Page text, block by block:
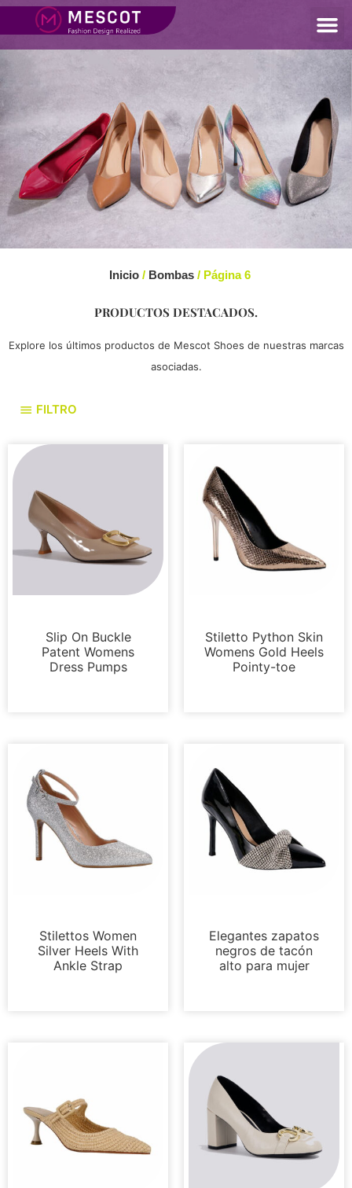
Inicio / Bombas / Página 6
PRODUCTOS DESTACADOS.
Explore los últimos productos de Mescot Shoes de nuestras marcas
asociadas.
FILTRO
Slip On Buckle
Patent Womens
Dress Pumps
Stiletto Python Skin
Womens Gold Heels
Pointy-toe
Stilettos Women
Silver Heels With
Ankle Strap
Elegantes zapatos
negros de tacón
alto para mujer